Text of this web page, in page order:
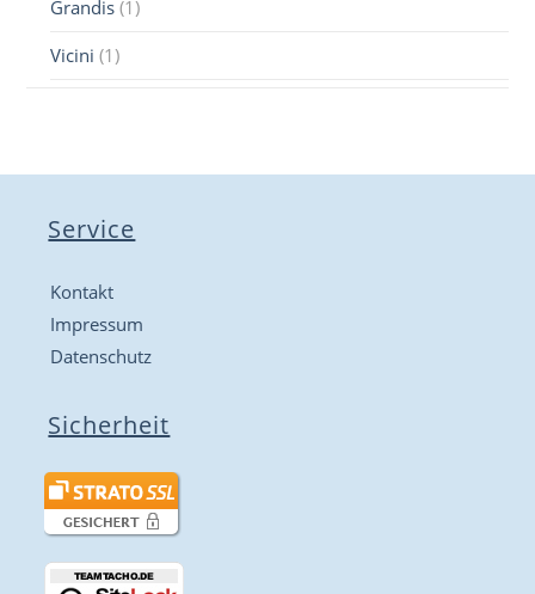
Grandis (1)
Vicini (1)
Service
Kontakt
Impressum
Datenschutz
Sicherheit